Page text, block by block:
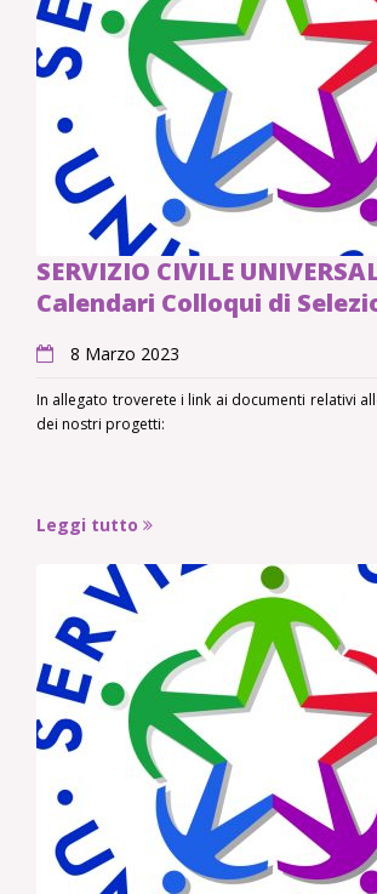
SERVIZIO CIVILE
Calendari Colloqui di
8 Marzo 2023
In allegato troverete i link ai documenti relativi
dei nostri progetti:
Leggi tutto